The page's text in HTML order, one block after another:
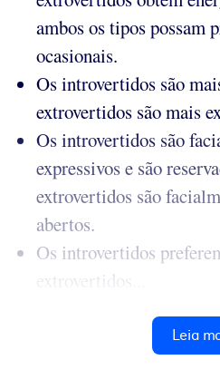
ambos os tipos possam
ocasionais.
Os introvertidos são
extrovertidos são mais
Os introvertidos são
expressivos e são
extrovertidos são
abertos.
Os introvertidos
extrovertidos...
Leia